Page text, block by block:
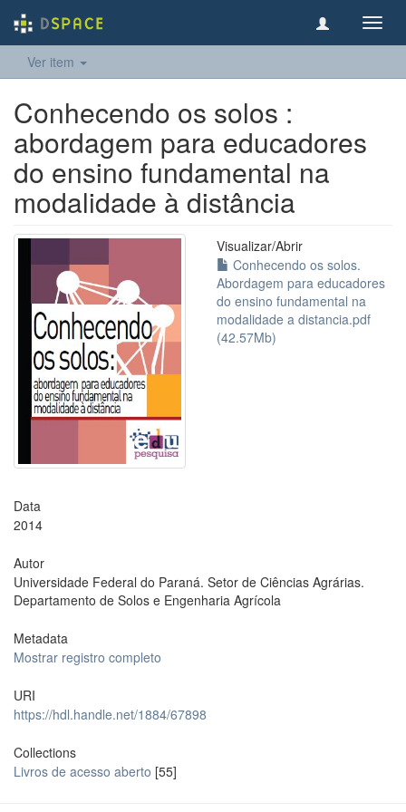
Ver item
Conhecendo os solos :
abordagem para educadores
do ensino fundamental na
modalidade à distância
Visualizar/Abrir
Conhecendo os solos.
Abordagem para educadores
do ensino fundamental na
modalidade a distancia.pdf
(42.57Mb)
Data
2014
Autor
Universidade Federal do Paraná. Setor de Ciências Agrárias.
Departamento de Solos e Engenharia Agrícola
Metadata
Mostrar registro completo
URI
https://hdl.handle.net/1884/67898
Collections
Livros de acesso aberto [55]